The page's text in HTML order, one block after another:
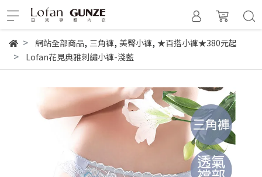
網站全部商品, 三角褲, 美臀小褲, ★百搭小褲★380元起
Lofan花見典雅刺繡小褲-淺藍